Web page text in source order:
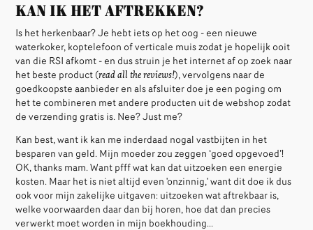
Kan ik het aftrekken?
Is het herkenbaar? Je hebt iets op het oog - een nieuwe
waterkoker, koptelefoon of verticale muis zodat je hopelijk ooit
van die RSI afkomt - en dus struin je het internet af op zoek naar
het beste product (read all the reviews!), vervolgens naar de
goedkoopste aanbieder en als afsluiter doe je een poging om
het te combineren met andere producten uit de webshop zodat
de verzending gratis is. Nee? Just me?
Kan best, want ik kan me inderdaad nogal vastbijten in het
besparen van geld. Mijn moeder zou zeggen ‘goed opgevoed’!
OK, thanks mam.Want pfff wat kan dat uitzoeken een energie
kosten. Maar het is niet altijd even 'onzinnig,' want dit doe ik dus
ook voor mijn zakelijke uitgaven: uitzoeken wat aftrekbaar is,
welke voorwaarden daar dan bij horen, hoe dat dan precies
verwerkt moet worden in mijn boekhouding...